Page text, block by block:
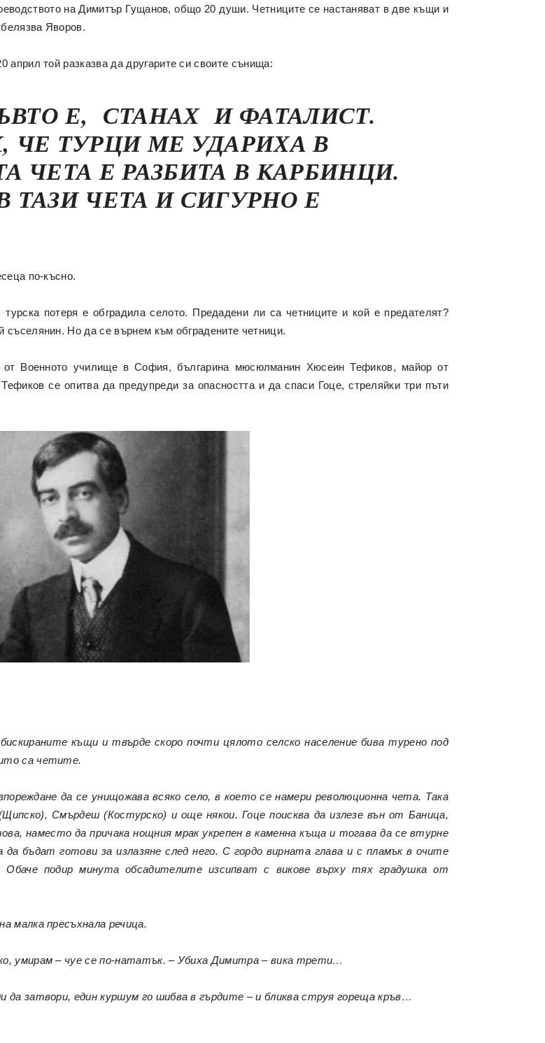
на Димитър Гущанов, общо 20 души. Четниците се настаняват в две къщи и
Яворов.
той разказва да другарите си своите сънища:
Е, СТАНАХ И ФАТАЛИСТ.
ТУРЦИ МЕ УДАРИХА В
ЧЕТА Е РАЗБИТА В КАРБИНЦИ.
ТАЗИ ЧЕТА И СИГУРНО Е
по-късно.
потеря е обградила селото. Предадени ли са четниците и кой е предателят?
Но да се върнем към обградените четници.
Военното училище в София, българина мюсюлманин Хюсеин Тефиков, майор от
се опитва да предупреди за опасността и да спаси Гоце, стреляйки три пъти
къщи и твърде скоро почти цялото селско население бива турено под
са четите.
да се унищожава всяко село, в което се намери революционна чета. Така
Смърдеш (Костурско) и още някои. Гоце поисква да излезе вън от Баница,
наместо да причака нощния мрак укрепен в каменна къща и тогава да се втурне
бъдат готови за излазяне след него. С гордо вирната глава и с пламък в очите
подир минута обсадителите изсипват с викове върху тях градушка от
малка пресъхнала речица.
умирам – чуе се по-нататък. – Убиха Димитра – вика трети…
затвори, един куршум го шибва в гърдите – и бликва струя гореща кръв…